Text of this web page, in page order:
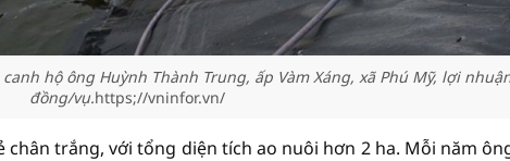
hộ ông Huỳnh Thành Trung, ấp Vàm Xáng, xã Phú Mỹ, lợi
đồng/vụ.https;//vninfor.vn/
trắng, với tổng diện tích ao nuôi hơn 2 ha. Mỗi năm